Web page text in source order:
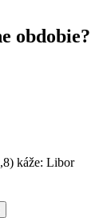
obdobie?
káže: Libor